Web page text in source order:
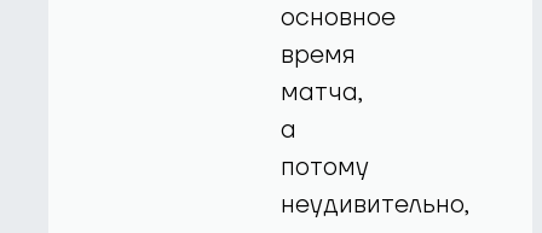
основное
время
матча,
а
потому
неудивительно,